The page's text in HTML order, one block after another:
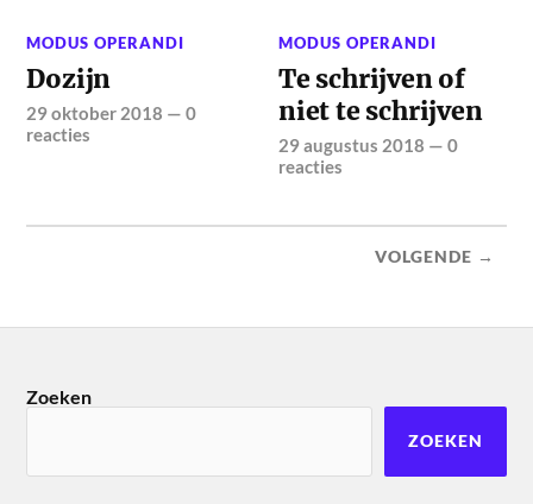
MODUS OPERANDI
Dozijn
29 oktober 2018 —0
reacties
MODUS OPERANDI
Te schrijven of
niet te schrijven
29 augustus 2018 —0
reacties
VOLGENDE →
Zoeken
ZOEKEN